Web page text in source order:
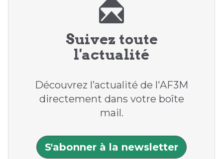
Suivez toute
l'actualité
Découvrez l’actualité de l'AF3M
directement dans votre boîte
mail.
S'abonner à la newsletter